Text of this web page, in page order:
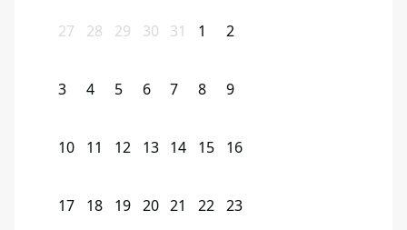
27 28 29 30 31 1 2
3 4 5 6 7 8 9
10 11 12 13 14 15 16
17 18 19 20 21 22 23